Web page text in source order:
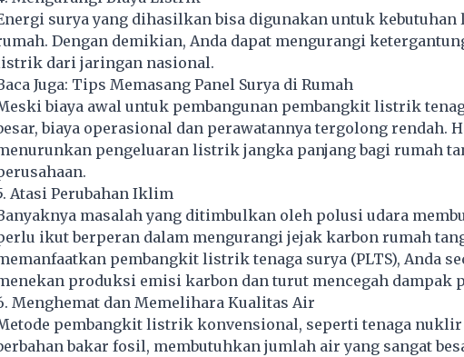
surya yang dihasilkan bisa digunakan untuk
Dengan demikian, Anda dapat mengurangi
dari jaringan nasional.
Juga: Tips Memasang Panel Surya di Rumah
biaya awal untuk pembangunan pembangkit listrik
biaya operasional dan perawatannya tergolong rendah.
pengeluaran listrik jangka panjang bagi rumah
Atasi Perubahan Iklim
masalah yang ditimbulkan oleh polusi udara
ikut berperan dalam mengurangi jejak karbon rumah
pembangkitlistriktenaga surya (PLTS), Anda
produksi emisi karbon dan turut mencegah dampak
Menghemat dan Memelihara Kualitas Air
pembangkit listrik konvensional, seperti tenaga nuklir
bakar fosil, membutuhkan jumlah air yang sangat